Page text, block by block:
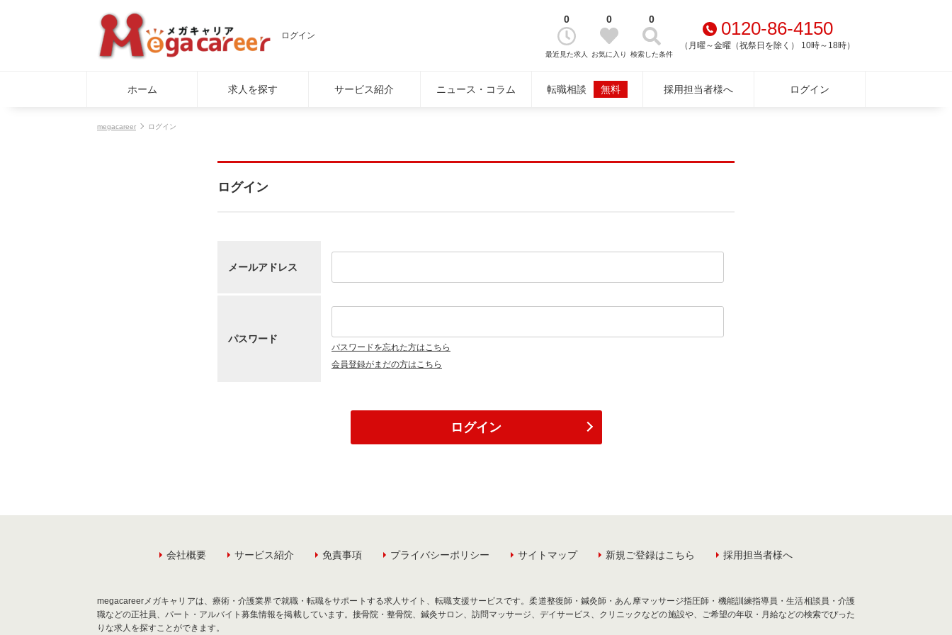
ログイン
0
最近見た求人
0
お気に入り
0
検索した条件
0120-86-4150
（月曜～金曜（祝祭日を除く） 10時～18時）
ホーム 求人を探す サービス紹介 ニュース・コラム 転職相談 無料 採用担当者様へ ログイン
megacareer ログイン
ログイン
メールアドレス
パスワード
パスワードを忘れた方はこちら
会員登録がまだの方はこちら
ログイン
会社概要 サービス紹介 免責事項 プライバシーポリシー サイトマップ 新規ご登録はこちら 採用担当者様へ
megacareerメガキャリアは、療術・介護業界で就職・転職をサポートする求人サイト、転職支援サービスです。柔道整復師・鍼灸師・あん摩マッサージ指圧師・機能訓練指導員・生活相談員・介護
職などの正社員、パート・アルバイト募集情報を掲載しています。接骨院・整骨院、鍼灸サロン、訪問マッサージ、デイサービス、クリニックなどの施設や、ご希望の年収・月給などの検索でぴった
りな求人を探すことができます。